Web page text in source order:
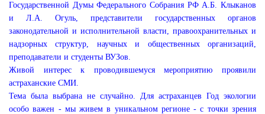
Государственной Думы Федерального Собрания РФ А.Б. Клыканов
и Л.А. Огуль, представители государственных органов
законодательной и исполнительной власти, правоохранительных и
надзорных структур, научных и общественных организаций,
преподаватели и студенты ВУЗов.
Живой интерес к проводившемуся мероприятию проявили
астраханские СМИ.
Тема была выбрана не случайно. Для астраханцев Год экологии
особо важен - мы живем в уникальном регионе - с точки зрения